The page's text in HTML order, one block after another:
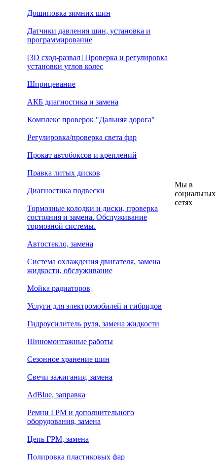
Дошиповка зимних шин
Датчики давления шин, установка и
программирование
[3D сход-развал] Проверка и регулировка
установки углов колес
Шприцевание
АКБ диагностика и замена
Комплекс проверок "Дальняя дорога"
Регулировка/проверка света фар
Прокат автобоксов и креплений
Правка литых дисков
Диагностика подвески
Тормозные колодки и диски, проверка
состояния и замена. Обслуживание
тормозной системы.
Автостекло, замена
Система охлаждения двигателя, замена
жидкости, обслуживание
Мойка радиаторов
Услуги для электромобилей и гибридов
Гидроусилитель руля, замена жидкости
Шиномонтажные работы
Сезонное хранение шин
Свечи зажигания, замена
AdBlue, заправка
Ремни ГРМ и дополнительного
оборудования, замена
Цепь ГРМ, замена
Полировка пластиковых фар
Мы в
социальных
сетях